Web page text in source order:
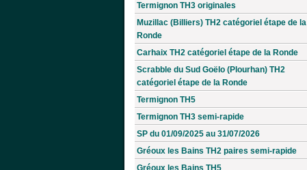
Termignon TH3 originales
Muzillac (Billiers) TH2 catégoriel étape de la
Ronde
Carhaix TH2 catégoriel étape de la Ronde
Scrabble du Sud Goëlo (Plourhan) TH2
catégoriel étape de la Ronde
Termignon TH5
Termignon TH3 semi-rapide
SP du 01/09/2025 au 31/07/2026
Gréoux les Bains TH2 paires semi-rapide
Gréoux les Bains TH5